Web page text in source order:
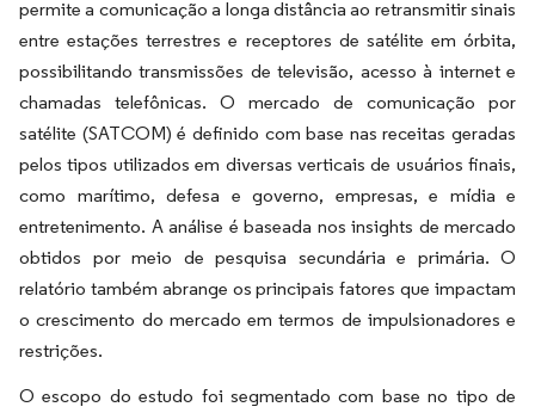
permite a comunicação a longa distância ao retransmitir sinais
entre estações terrestres e receptores de satélite em órbita,
possibilitando transmissões de televisão, acesso à internet e
chamadas telefônicas. O mercado de comunicação por
satélite (SATCOM) é definido com base nas receitas geradas
pelos tipos utilizados em diversas verticais de usuários finais,
como marítimo, defesa e governo, empresas, e mídia e
entretenimento. A análise é baseada nos insights de mercado
obtidos por meio de pesquisa secundária e primária. O
relatório também abrange os principais fatores que impactam
o crescimento do mercado em termos de impulsionadores e
restrições.
O escopo do estudo foi segmentado com base no tipo de